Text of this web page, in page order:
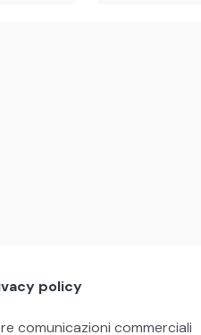
policy
comunicazioni commerciali